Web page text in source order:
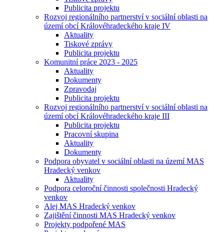
Publicita projektu
Rozvoj regionálního partnerství v sociální oblasti na
území obcí Královéhradeckého kraje IV
Aktuality
Tiskové zprávy
Publicita projektu
Komunitní práce 2023 - 2025
Aktuality
Dokumenty
Zpravodaj
Publicita projektu
Rozvoj regionálního partnerství v sociální oblasti na
území obcí Královéhradeckého kraje III
Publicita projektu
Pracovní skupina
Aktuality
Dokumenty
Podpora obyvatel v sociální oblasti na území MAS
Hradecký venkov
Aktuality
Podpora celoroční činnosti společnosti Hradecký
venkov
Alej MAS Hradecký venkov
Zajištění činnosti MAS Hradecký venkov
Projekty podpořené MAS